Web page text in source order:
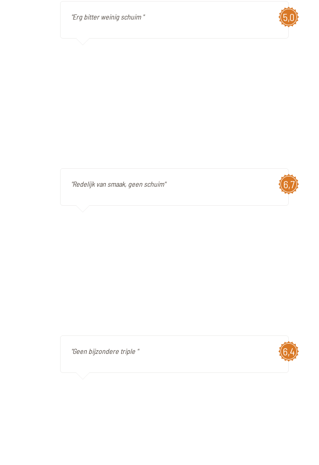
5,0
"Erg bitter weinig schuim "
6,7
"Redelijk van smaak, geen schuim"
6,4
"Geen bijzondere triple "